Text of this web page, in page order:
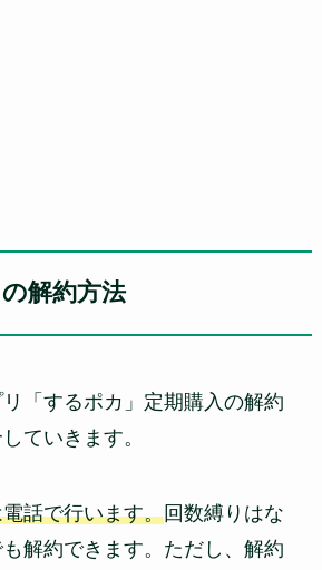
解約方法
「するポカ」定期購入の解約
ていきます。
話で行います。回数縛りはな
解約できます。ただし、解約